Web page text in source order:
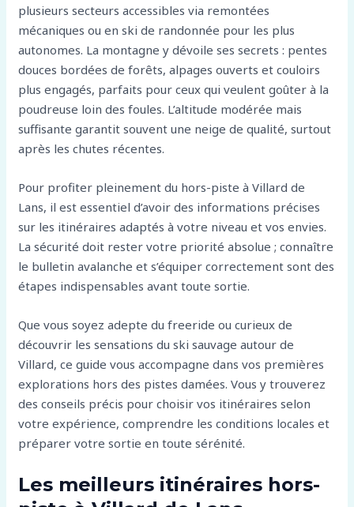
plusieurs secteurs accessibles via remontées
mécaniques ou en ski de randonnée pour les plus
autonomes. La montagne y dévoile ses secrets : pentes
douces bordées de forêts, alpages ouverts et couloirs
plus engagés, parfaits pour ceux qui veulent goûter à la
poudreuse loin des foules. L’altitude modérée mais
suffisante garantit souvent une neige de qualité, surtout
après les chutes récentes.
Pour profiter pleinement du hors-piste à Villard de
Lans, il est essentiel d’avoir des informations précises
sur les itinéraires adaptés à votre niveau et vos envies.
La sécurité doit rester votre priorité absolue ; connaître
le bulletin avalanche et s’équiper correctement sont des
étapes indispensables avant toute sortie.
Que vous soyez adepte du freeride ou curieux de
découvrir les sensations du ski sauvage autour de
Villard, ce guide vous accompagne dans vos premières
explorations hors des pistes damées. Vous y trouverez
des conseils précis pour choisir vos itinéraires selon
votre expérience, comprendre les conditions locales et
préparer votre sortie en toute sérénité.
Les meilleurs itinéraires hors-